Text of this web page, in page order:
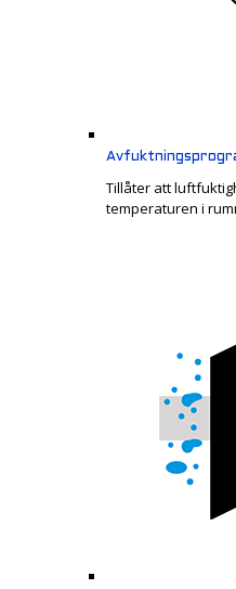
Tillåter att
temperaturen i